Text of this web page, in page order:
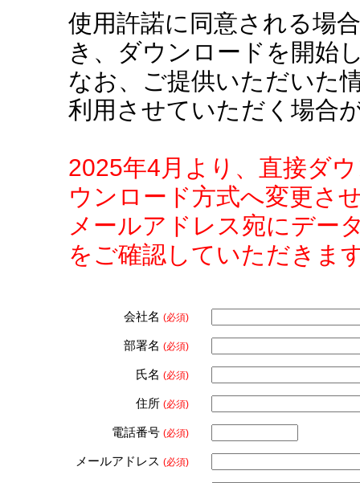
使用許諾に同意される場
き、ダウンロードを開始
なお、ご提供いただいた
利用させていただく場合
2025年4月より、直接ダ
ウンロード方式へ変更さ
メールアドレス宛にデー
をご確認していただきま
会社名 (必須)
部署名 (必須)
氏名 (必須)
住所 (必須)
電話番号 (必須)
メールアドレス (必須)